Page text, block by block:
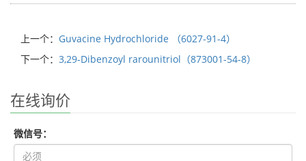
上一个： Guvacine Hydrochloride （6027-91-4）
下一个： 3,29-Dibenzoyl rarounitriol（873001-54-8）
在线询价
微信号：